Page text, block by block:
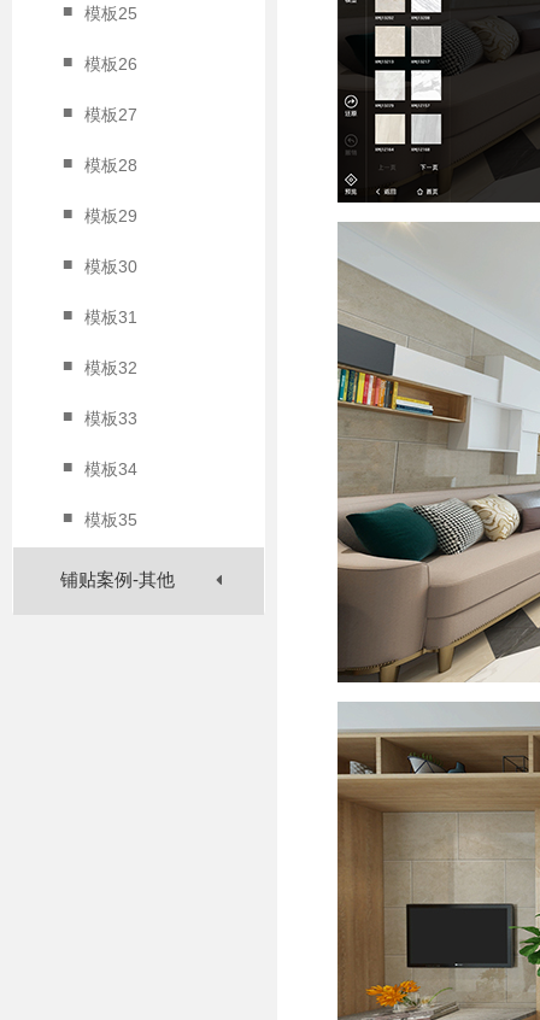
■ 模板25
■ 模板26
■ 模板27
■ 模板28
■ 模板29
■ 模板30
■ 模板31
■ 模板32
■ 模板33
■ 模板34
■ 模板35
铺贴案例-其他